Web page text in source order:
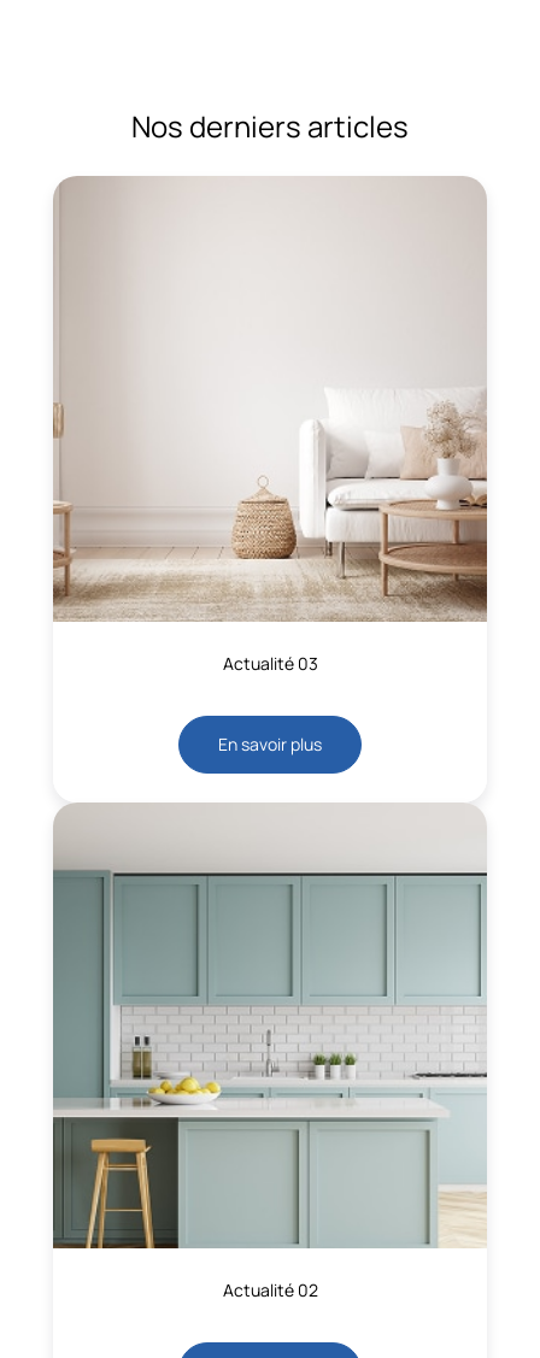
Nos derniers articles
Actualité 03
En savoir plus
Actualité 02